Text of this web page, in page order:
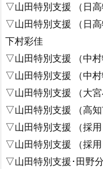
▽山田特別支援 （日
▽山田特別支援 （日
下村彩佳
▽山田特別支援 （中
▽山田特別支援 （中
▽山田特別支援 （大
▽山田特別支援 （高
▽山田特別支援 （採
▽山田特別支援 （採
▽山田特別支援･田野